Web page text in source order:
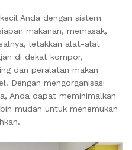
Anda dengan sistem
makanan, memasak,
letakkan alat-alat
di dekat kompor,
dan peralatan makan
Dengan mengorganisasi
Anda dapat meminimalkan
mudah untuk menemukan